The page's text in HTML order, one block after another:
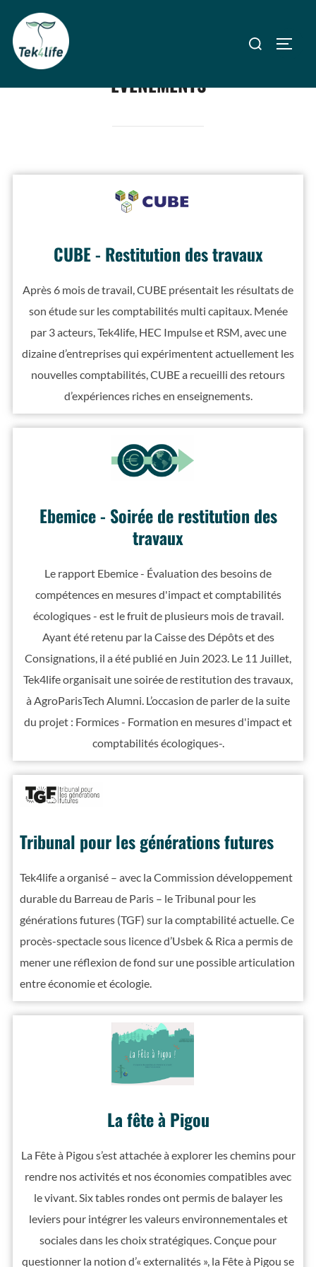
ÉVÉNEMENTS
CUBE - Restitution des travaux
Après 6 mois de travail, CUBE présentait les résultats de
son étude sur les comptabilités multi capitaux. Menée
par 3 acteurs, Tek4life, HEC Impulse et RSM, avec une
dizaine d’entreprises qui expérimentent actuellement les
nouvelles comptabilités, CUBE a recueilli des retours
d’expériences riches en enseignements.
Ebemice - Soirée de restitution des
travaux
Le rapport Ebemice - Évaluation des besoins de
compétences en mesures d'impact et comptabilités
écologiques - est le fruit de plusieurs mois de travail.
Ayant été retenu par la Caisse des Dépôts et des
Consignations, il a été publié en Juin 2023. Le 11 Juillet,
Tek4life organisait une soirée de restitution des travaux,
à AgroParisTech Alumni. L’occasion de parler de la suite
du projet : Formices - Formation en mesures d'impact et
comptabilités écologiques-.
Tribunal pour les générations futures
Tek4life a organisé – avec la Commission développement
durable du Barreau de Paris – le Tribunal pour les
générations futures (TGF) sur la comptabilité actuelle. Ce
procès-spectacle sous licence d’Usbek & Rica a permis de
mener une réflexion de fond sur une possible articulation
entre économie et écologie.
La fête à Pigou
La Fête à Pigou s’est attachée à explorer les chemins pour
rendre nos activités et nos économies compatibles avec
le vivant. Six tables rondes ont permis de balayer les
leviers pour intégrer les valeurs environnementales et
sociales dans les choix stratégiques. Conçue pour
questionner la notion d’« externalités », la Fête à Pigou se